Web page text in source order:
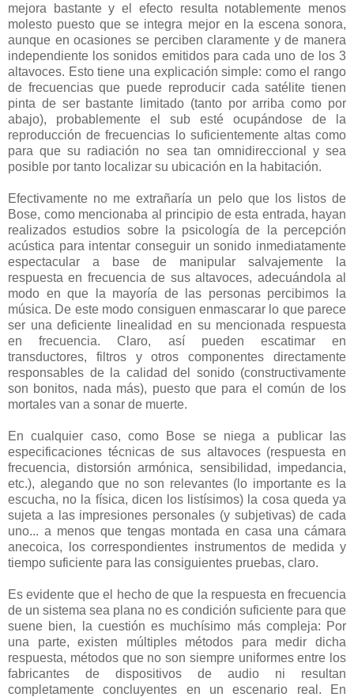
mejora bastante y el efecto resulta notablemente menos
molesto puesto que se integra mejor en la escena sonora,
aunque en ocasiones se perciben claramente y de manera
independiente los sonidos emitidos para cada uno de los 3
altavoces. Esto tiene una explicación simple: como el rango
de frecuencias que puede reproducir cada satélite tienen
pinta de ser bastante limitado (tanto por arriba como por
abajo), probablemente el sub esté ocupándose de la
reproducción de frecuencias lo suficientemente altas como
para que su radiación no sea tan omnidireccional y sea
posible por tanto localizar su ubicación en la habitación.
Efectivamente no me extrañaría un pelo que los listos de
Bose, como mencionaba al principio de esta entrada, hayan
realizados estudios sobre la psicología de la percepción
acústica para intentar conseguir un sonido inmediatamente
espectacular a base de manipular salvajemente la
respuesta en frecuencia de sus altavoces, adecuándola al
modo en que la mayoría de las personas percibimos la
música. De este modo consiguen enmascarar lo que parece
ser una deficiente linealidad en su mencionada respuesta
en frecuencia. Claro, así pueden escatimar en
transductores, filtros y otros componentes directamente
responsables de la calidad del sonido (constructivamente
son bonitos, nada más), puesto que para el común de los
mortales van a sonar de muerte.
En cualquier caso, como Bose se niega a publicar las
especificaciones técnicas de sus altavoces (respuesta en
frecuencia, distorsión armónica, sensibilidad, impedancia,
etc.), alegando que no son relevantes (lo importante es la
escucha, no la física, dicen los listísimos) la cosa queda ya
sujeta a las impresiones personales (y subjetivas) de cada
uno... a menos que tengas montada en casa una cámara
anecoica, los correspondientes instrumentos de medida y
tiempo suficiente para las consiguientes pruebas, claro.
Es evidente que el hecho de que la respuesta en frecuencia
de un sistema sea plana no es condición suficiente para que
suene bien, la cuestión es muchísimo más compleja: Por
una parte, existen múltiples métodos para medir dicha
respuesta, métodos que no son siempre uniformes entre los
fabricantes de dispositivos de audio ni resultan
completamente concluyentes en un escenario real. En